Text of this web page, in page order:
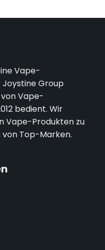
Vape-
Group
Vape-
bedient. Wir
Vape-Produkten zu
Top-Marken.